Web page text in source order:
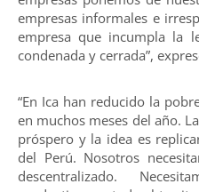
empresas informales e
empresa que incumpla la
condenada y cerrada”,
“En Ica han reducido la
en muchos meses del año.
próspero y la idea es
del Perú. Nosotros
descentralizado.